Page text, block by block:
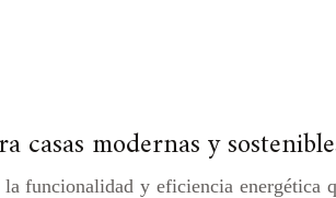
casas modernas y
funcionalidad y eficiencia